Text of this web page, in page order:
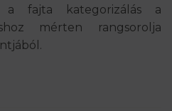
fajta kategorizálás a
mérten rangsorolja